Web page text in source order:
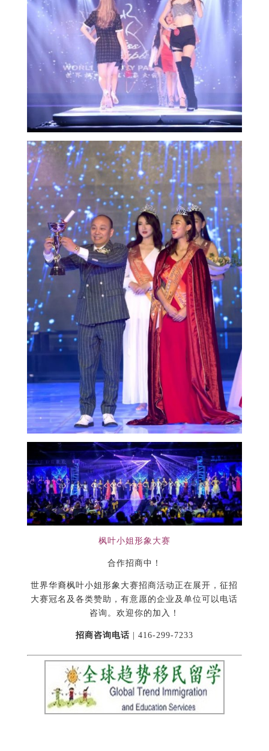
枫叶小姐形象大赛
合作招商中！
世界华裔枫叶小姐形象大赛招商活动正在展开，征招
大赛冠名及各类赞助，有意愿的企业及单位可以电话
咨询。欢迎你的加入！
招商咨询电话 | 416-299-7233